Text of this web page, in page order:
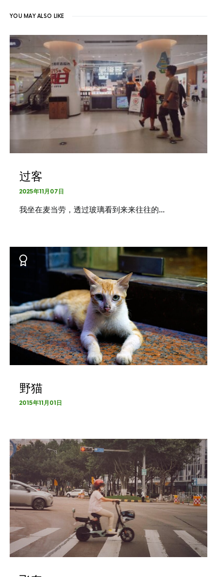
YOU MAY ALSO LIKE
过客
2025年11月07日
我坐在麦当劳，透过玻璃看到来来往往的…
野猫
2015年11月01日